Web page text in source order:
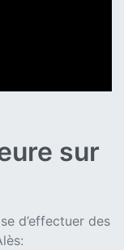
sur
d’effectuer des